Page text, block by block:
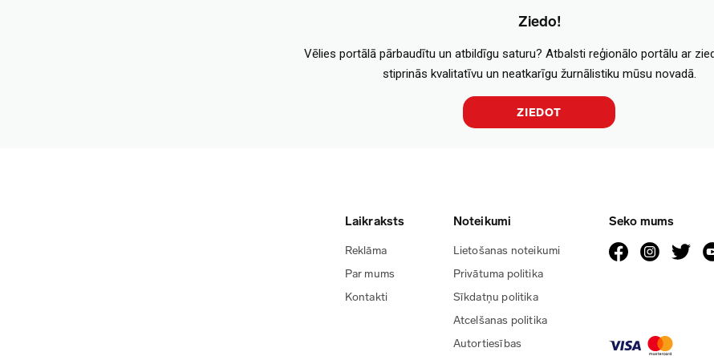
Ziedo!
Vēlies portālā pārbaudītu un atbildīgu saturu? Atbalsti reģionālo portālu ar
stiprinās kvalitatīvu un neatkarīgu žurnālistiku mūsu novadā.
ZIEDOT
Laikraksts
Reklāma
Par mums
Kontakti
Noteikumi
Lietošanas noteikumi
Privātuma politika
Sīkdatņu politika
Atcelšanas politika
Autortiesības
Seko mums